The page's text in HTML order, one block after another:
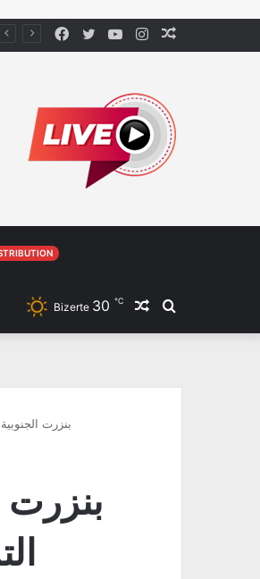
Instagram
YouTube
Twitter
Facebook
Rechercher
Article
Bizerte 30 ℃
بنزرت
بنزرت